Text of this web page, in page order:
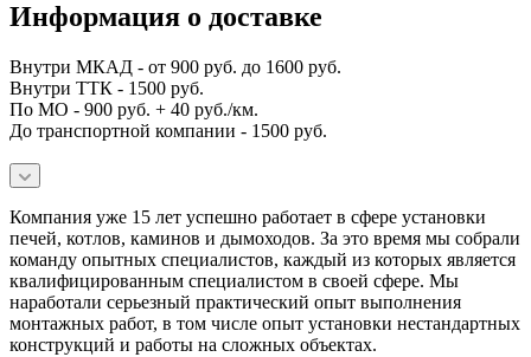
Информация о доставке
Внутри МКАД - от 900 руб. до 1600 руб.
Внутри ТТК - 1500 руб.
По МО - 900 руб. + 40 руб./км.
До транспортной компании - 1500 руб.
Компания уже 15 лет успешно работает в сфере установки
печей, котлов, каминов и дымоходов. За это время мы собрали
команду опытных специалистов, каждый из которых является
квалифицированным специалистом в своей сфере. Мы
наработали серьезный практический опыт выполнения
монтажных работ, в том числе опыт установки нестандартных
конструкций и работы на сложных объектах.